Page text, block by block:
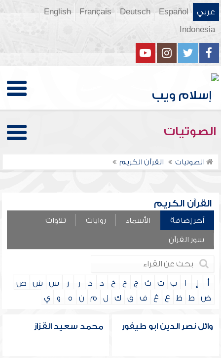
عربي Español
Deutsch
Français
English
Indonesia
الصوتيات
الصوتيات القرآن الكريم
القرآن الكريم
آخر إضافة الأسماء روايات تلاوات
سور القرآن
أ إ ا ب ت ث ج ح خ د ذ ر ز س ش
ص
ض
ط ظ ع غ ف ق ك ل م ن ه و ي
وائل نصر الدين ابو طيفور محمد سعيد القزاز